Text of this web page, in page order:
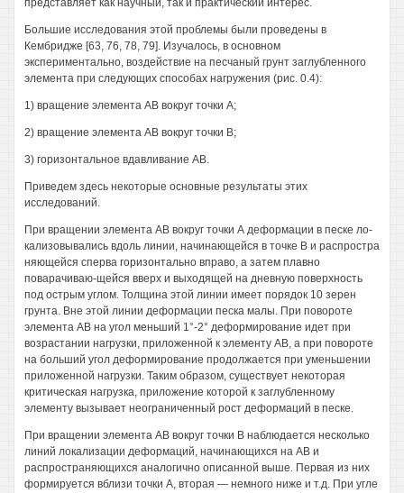
представляет как научный, так и практический интерес.
Большие исследования этой проблемы были проведены в
Кембридже [63, 76, 78, 79]. Изучалось, в основном
экспериментально, воздействие на песчаный грунт заглубленного
элемента при следующих способах нагружения (рис. 0.4):
1) вращение элемента АВ вокруг точки А;
2) вращение элемента АВ вокруг точки В;
3) горизонтальное вдавливание АВ.
Приведем здесь некоторые основные результаты этих
исследований.
При вращении элемента АВ вокруг точки А деформации в песке ло-
кализовывались вдоль линии, начинающейся в точке В и распростра
няющейся сперва горизонтально вправо, а затем плавно
поварачиваю-щейся вверх и выходящей на дневную поверхность
под острым углом. Толщина этой линии имеет порядок 10 зерен
грунта. Вне этой линии деформации песка малы. При повороте
элемента АВ на угол меньший 1°-2° деформирование идет при
возрастании нагрузки, приложенной к элементу АВ, а при повороте
на больший угол деформирование продолжается при уменьшении
приложенной нагрузки. Таким образом, существует некоторая
критическая нагрузка, приложение которой к заглубленному
элементу вызывает неограниченный рост деформаций в песке.
При вращении элемента АВ вокруг точки В наблюдается несколько
линий локализации деформаций, начинающихся на АВ и
распространяющихся аналогично описанной выше. Первая из них
формируется вблизи точки А, вторая — немного ниже и т.д. При угле